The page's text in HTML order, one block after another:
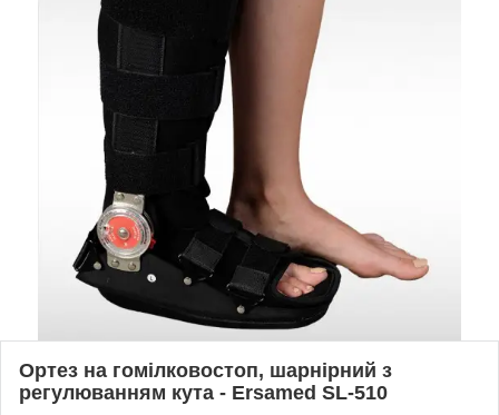
Ортез на гомілковостоп, шарнірний з
регулюванням кута - Ersamed SL-510